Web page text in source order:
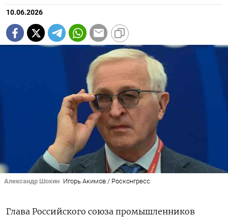
10.06.2026
Александр Шохин Игорь Акимов / Росконгресс
Глава Российского союза промышленников